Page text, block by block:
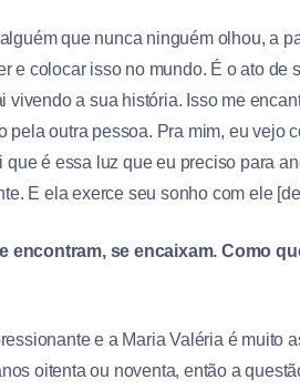
que nunca ninguém olhou, a
e colocar isso no mundo. É o ato de
a sua história. Isso me
outra pessoa. Pra mim, eu vejo
é essa luz que eu preciso para
E ela exerce seu sonho com ele
encontram, se encaixam. Como
e a Maria Valéria é muito
oitenta ou noventa, então a